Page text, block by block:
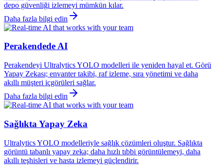
depo güvenliği izlemeyi mümkün kılar.
Daha fazla bilgi edin
Perakendede AI
Perakendeyi Ultralytics YOLO modelleri ile yeniden hayal et. Görü
Yapay Zekası; envanter takibi, raf izleme, sıra yönetimi ve daha
akıllı müşteri içgörüleri sağlar.
Daha fazla bilgi edin
Sağlıkta Yapay Zeka
Ultralytics YOLO modelleriyle sağlık çözümleri oluştur. Sağlıkta
görüntü tabanlı yapay zeka; daha hızlı tıbbi görüntülemeyi, daha
akıllı teşhisleri ve hasta izlemeyi güçlendirir.